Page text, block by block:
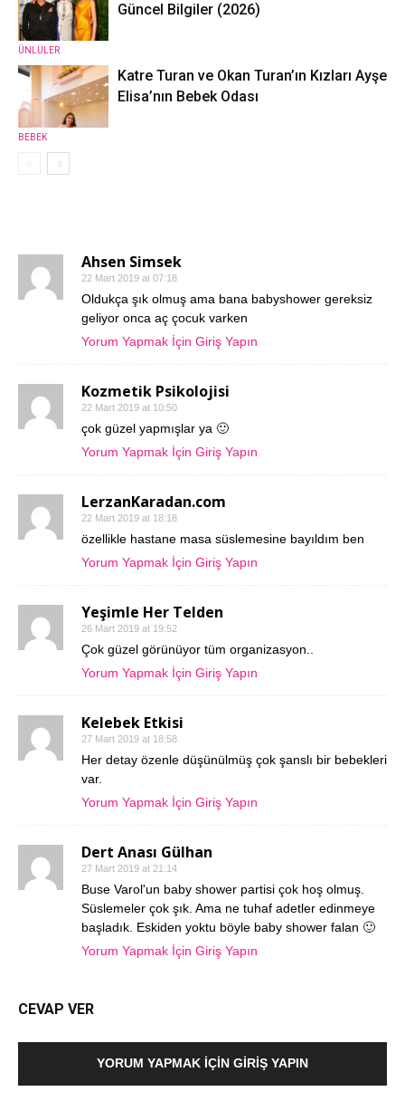
ÜNLÜLER
Güncel Bilgiler (2026)
BEBEK
Katre Turan ve Okan Turan’ın Kızları Ayşe
Elisa’nın Bebek Odası
Ahsen Simsek
22 Mart 2019 at 07:18
Oldukça şık olmuş ama bana babyshower gereksiz
geliyor onca aç çocuk varken
Yorum Yapmak İçin Giriş Yapın
Kozmetik Psikolojisi
22 Mart 2019 at 10:50
çok güzel yapmışlar ya 🙂
Yorum Yapmak İçin Giriş Yapın
LerzanKaradan.com
22 Mart 2019 at 18:18
özellikle hastane masa süslemesine bayıldım ben
Yorum Yapmak İçin Giriş Yapın
Yeşimle Her Telden
26 Mart 2019 at 19:52
Çok güzel görünüyor tüm organizasyon..
Yorum Yapmak İçin Giriş Yapın
Kelebek Etkisi
27 Mart 2019 at 18:58
Her detay özenle düşünülmüş çok şanslı bir bebekleri
var.
Yorum Yapmak İçin Giriş Yapın
Dert Anası Gülhan
27 Mart 2019 at 21:14
Buse Varol'un baby shower partisi çok hoş olmuş.
Süslemeler çok şık. Ama ne tuhaf adetler edinmeye
başladık. Eskiden yoktu böyle baby shower falan 🙂
Yorum Yapmak İçin Giriş Yapın
CEVAP VER
YORUM YAPMAK İÇIN GIRIŞ YAPIN